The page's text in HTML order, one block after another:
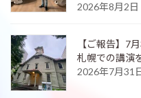
2026年8月2日
【ご報告】7
札幌での講演
2026年7月31